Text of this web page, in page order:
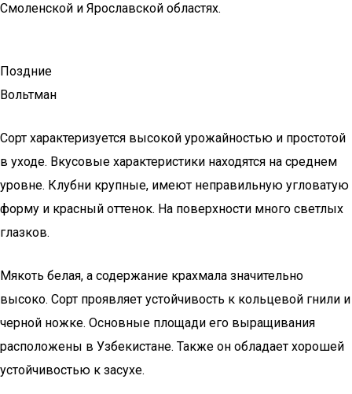
Смоленской и Ярославской областях.
Поздние
Вольтман
Сорт характеризуется высокой урожайностью и простотой
в уходе. Вкусовые характеристики находятся на среднем
уровне. Клубни крупные, имеют неправильную угловатую
форму и красный оттенок. На поверхности много светлых
глазков.
Мякоть белая, а содержание крахмала значительно
высоко. Сорт проявляет устойчивость к кольцевой гнили и
черной ножке. Основные площади его выращивания
расположены в Узбекистане. Также он обладает хорошей
устойчивостью к засухе.